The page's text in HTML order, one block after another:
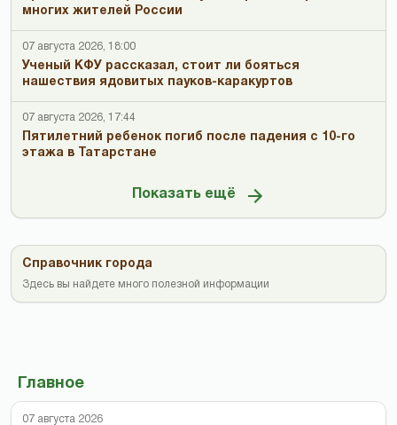
многих жителей России
07 августа 2026, 18:00
Ученый КФУ рассказал, стоит ли бояться
нашествия ядовитых пауков-каракуртов
07 августа 2026, 17:44
Пятилетний ребенок погиб после падения с 10-го
этажа в Татарстане
Показать ещё
Справочник города
Здесь вы найдете много полезной информации
Главное
07 августа 2026